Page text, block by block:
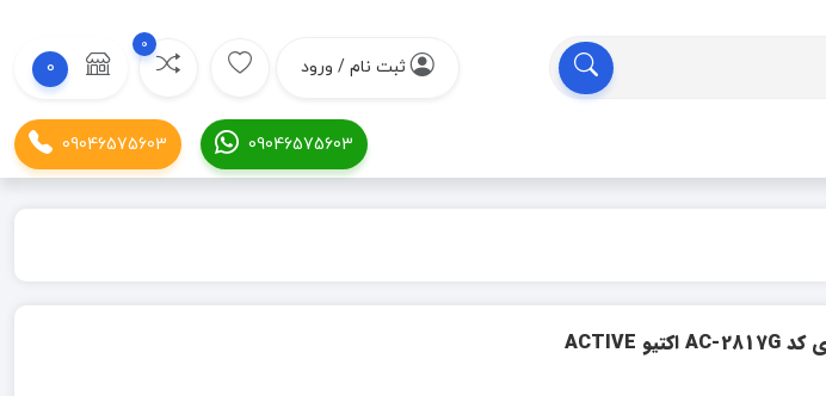
ثبت نام / ورود
0
0
09046575603
09046575603